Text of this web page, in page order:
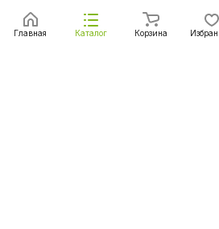
Главная Каталог Корзина